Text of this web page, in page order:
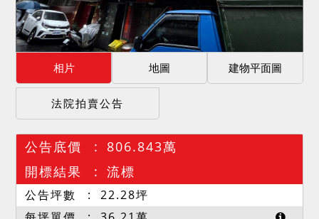
相片 地圖 建物平面圖
法院拍賣公告
公告底價
806.843萬
開標結果
流標
公告坪數 22.28坪